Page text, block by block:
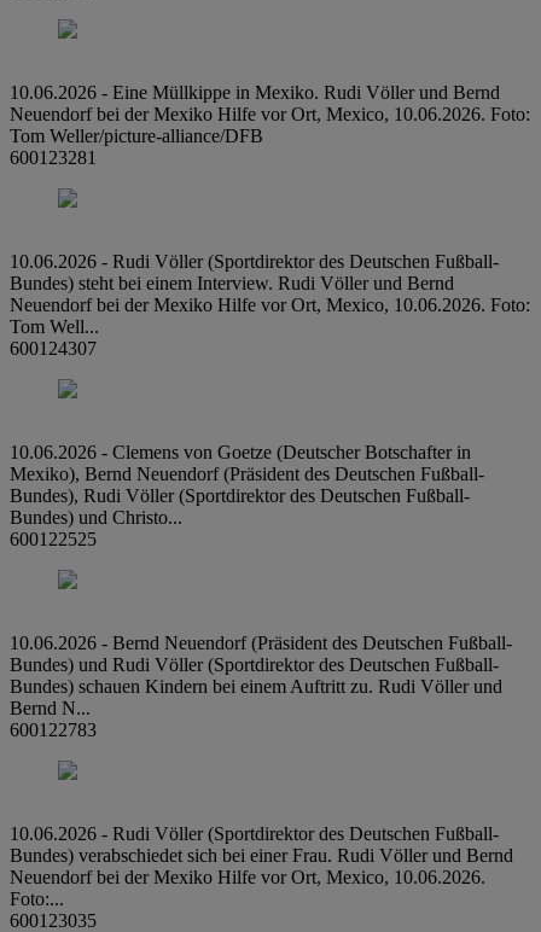
10.06.2026 - Eine Müllkippe in Mexiko. Rudi Völler und Bernd
Neuendorf bei der Mexiko Hilfe vor Ort, Mexico, 10.06.2026. Foto:
Tom Weller/picture-alliance/DFB
600123281
10.06.2026 - Rudi Völler (Sportdirektor des Deutschen Fußball-
Bundes) steht bei einem Interview. Rudi Völler und Bernd
Neuendorf bei der Mexiko Hilfe vor Ort, Mexico, 10.06.2026. Foto:
Tom Well...
600124307
10.06.2026 - Clemens von Goetze (Deutscher Botschafter in
Mexiko), Bernd Neuendorf (Präsident des Deutschen Fußball-
Bundes), Rudi Völler (Sportdirektor des Deutschen Fußball-
Bundes) und Christo...
600122525
10.06.2026 - Bernd Neuendorf (Präsident des Deutschen Fußball-
Bundes) und Rudi Völler (Sportdirektor des Deutschen Fußball-
Bundes) schauen Kindern bei einem Auftritt zu. Rudi Völler und
Bernd N...
600122783
10.06.2026 - Rudi Völler (Sportdirektor des Deutschen Fußball-
Bundes) verabschiedet sich bei einer Frau. Rudi Völler und Bernd
Neuendorf bei der Mexiko Hilfe vor Ort, Mexico, 10.06.2026.
Foto:...
600123035